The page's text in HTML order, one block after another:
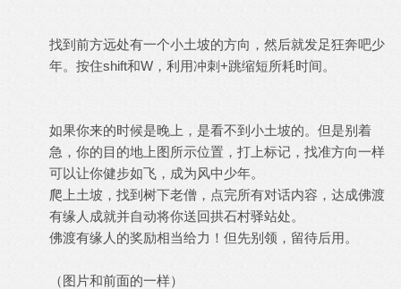
找到前方远处有一个小土坡的方向，然后就发足狂奔吧少
年。按住shift和W，利用冲刺+跳缩短所耗时间。
如果你来的时候是晚上，是看不到小土坡的。但是别着
急，你的目的地上图所示位置，打上标记，找准方向一样
可以让你健步如飞，成为风中少年。
爬上土坡，找到树下老僧，点完所有对话内容，达成佛渡
有缘人成就并自动将你送回拱石村驿站处。
佛渡有缘人的奖励相当给力！但先别领，留待后用。
（图片和前面的一样）